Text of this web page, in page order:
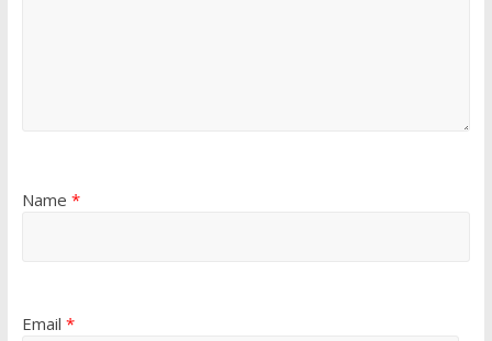
Name *
Email *